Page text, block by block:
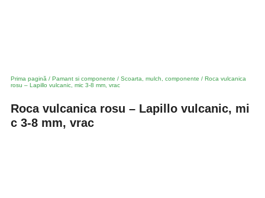
Prima pagină / Pamant si componente / Scoarta, mulch, componente / Roca vulcanica
rosu – Lapillo vulcanic, mic 3-8 mm, vrac
Roca vulcanica rosu – Lapillo vulcanic, mi
c 3-8 mm, vrac